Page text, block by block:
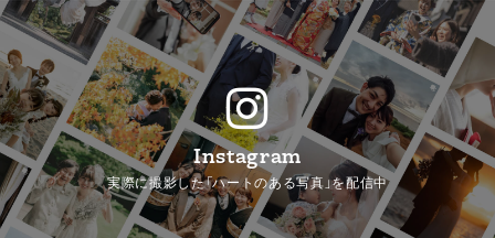
Instagram
実際に撮影した「ハートのある写真」を配信中